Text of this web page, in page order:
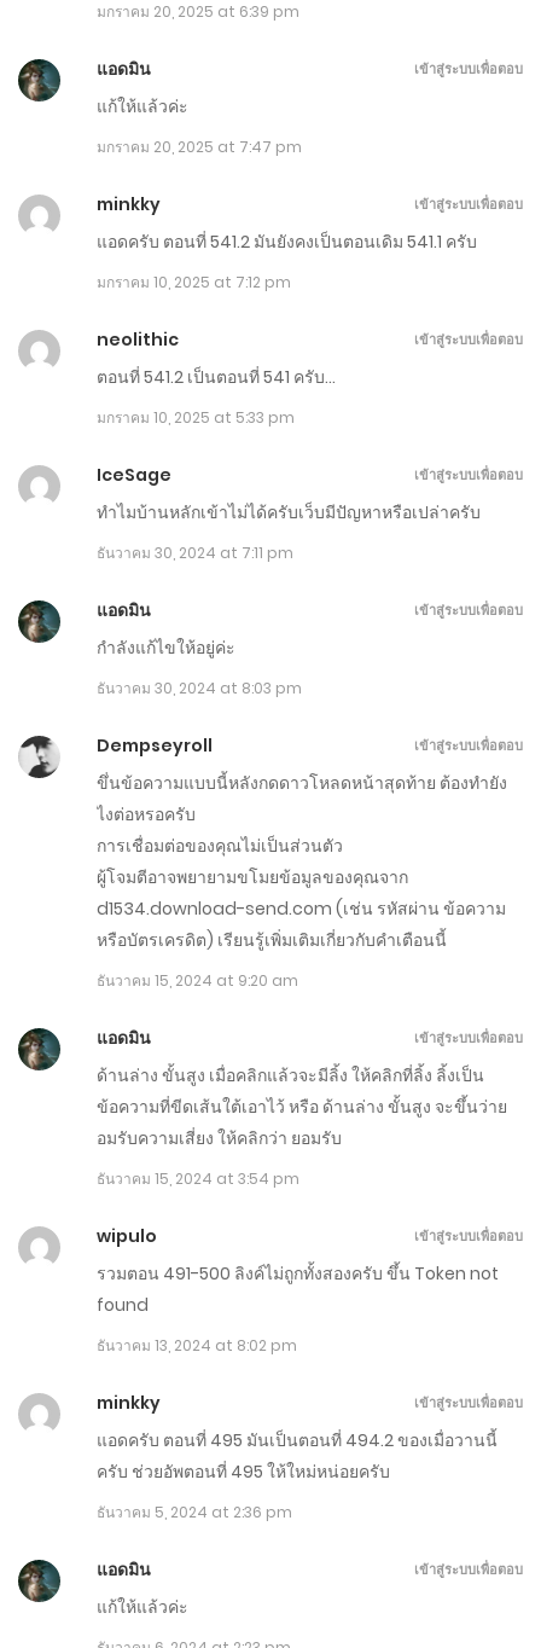
พฤษภาคม 16, 2025
ตอนที่ 741-750
พฤษภาคม 11, 2025
พฤษภาคม 6, 2025
ตอนที่ 711-720
ตอนที่ 701-710 - แก้แล้ว
เมษายน 20, 2025
ตอนที่ 691-700
เมษายน 15, 2025
ตอนที่ 671-680
เมษายน 5, 2025
มีนาคม 31, 2025
ตอนที่ 641-650
มีนาคม 21, 2025
ตอนที่ 621-630
มีนาคม 10, 2025
ตอนที่ 611-620
มีนาคม 5, 2025
ตอนที่ 591-600
กุมภาพันธ์ 22, 2025
มกราคม 20, 2025 at 6:39 pm
แอดมิน
แก้ให้แล้วค่ะ
มกราคม 20, 2025 at 7:47 pm
เข้าสู่ระบบเพื่อตอบ
minkky
แอดครับ ตอนที่ 541.2 มันยังคงเป็นตอนเดิม 541.1 ครับ
มกราคม 10, 2025 at 7:12 pm
เข้าสู่ระบบเพื่อตอบ
neolithic
ตอนที่ 541.2 เป็นตอนที่ 541 ครับ…
มกราคม 10, 2025 at 5:33 pm
เข้าสู่ระบบเพื่อตอบ
IceSage
ทำไมบ้านหลักเข้าไม่ได้ครับเว็บมีปัญหาหรือเปล่าครับ
ธันวาคม 30, 2024 at 7:11 pm
เข้าสู่ระบบเพื่อตอบ
แอดมิน
กำลังแก้ไขให้อยู่ค่ะ
ธันวาคม 30, 2024 at 8:03 pm
เข้าสู่ระบบเพื่อตอบ
Dempseyroll
ขึ่นข้อความแบบนี้หลังกดดาวโหลดหน้าสุดท้าย ต้องทำยัง
ไงต่อหรอครับ
การเชื่อมต่อของคุณไม่เป็นส่วนตัว
ผู้โจมตีอาจพยายามขโมยข้อมูลของคุณจาก
d1534.download-send.com (เช่น รหัสผ่าน ข้อความ
หรือบัตรเครดิต) เรียนรู้เพิ่มเติมเกี่ยวกับคำเตือนนี้
ธันวาคม 15, 2024 at 9:20 am
เข้าสู่ระบบเพื่อตอบ
แอดมิน
ด้านล่าง ขั้นสูง เมื่อคลิกแล้วจะมีลิ้ง ให้คลิกที่ลิ้ง ลิ้งเป็น
ข้อความที่ขีดเส้นใต้เอาไว้ หรือ ด้านล่าง ขั้นสูง จะขึ้นว่าย
อมรับความเสี่ยง ให้คลิกว่า ยอมรับ
ธันวาคม 15, 2024 at 3:54 pm
เข้าสู่ระบบเพื่อตอบ
wipulo
รวมตอน 491-500 ลิงค์ไม่ถูกทั้งสองครับ ขึ้น Token not
found
ธันวาคม 13, 2024 at 8:02 pm
เข้าสู่ระบบเพื่อตอบ
minkky
แอดครับ ตอนที่ 495 มันเป็นตอนที่ 494.2 ของเมื่อวานนี้
ครับ ช่วยอัพตอนที่ 495 ให้ใหม่หน่อยครับ
ธันวาคม 5, 2024 at 2:36 pm
เข้าสู่ระบบเพื่อตอบ
แอดมิน
แก้ให้แล้วค่ะ
เข้าสู่ระบบเพื่อตอบ